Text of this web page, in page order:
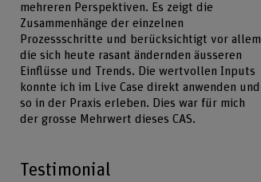
mehreren Perspektiven. Es zeigt die
Zusammenhänge der einzelnen
Prozessschritte und berücksichtigt vor allem
die sich heute rasant ändernden äusseren
Einflüsse und Trends. Die wertvollen Inputs
konnte ich im Live Case direkt anwenden und
so in der Praxis erleben. Dies war für mich
der grosse Mehrwert dieses CAS.
Testimonial